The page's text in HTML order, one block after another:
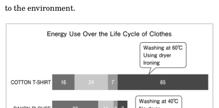
to the environment.